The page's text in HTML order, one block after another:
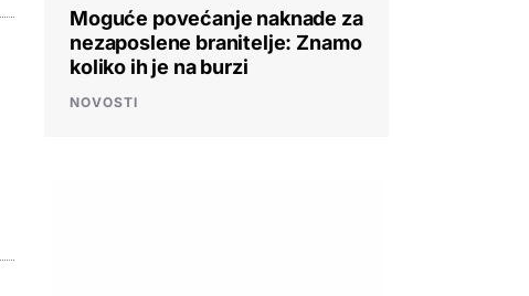
Moguće povećanje naknade za
nezaposlene branitelje: Znamo
koliko ih je na burzi
NOVOSTI